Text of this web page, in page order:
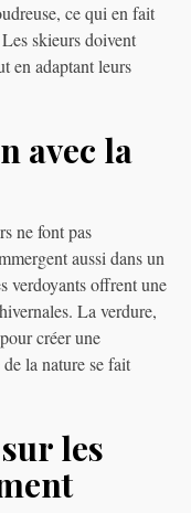
ce qui en fait
skieurs doivent
en adaptant leurs
avec la
ne font pas
aussi dans un
verdoyants offrent une
La verdure,
créer une
la nature se fait
les